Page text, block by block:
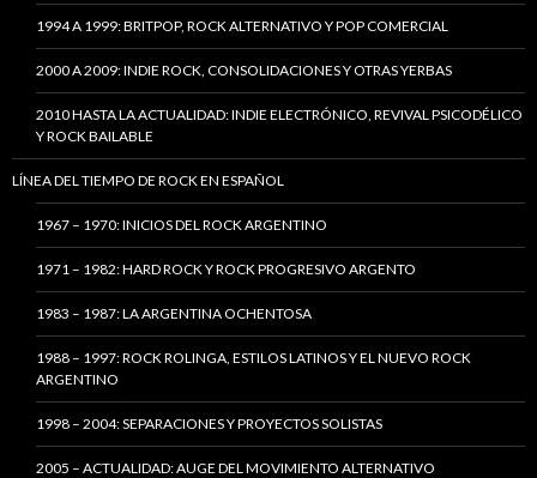
1994 A 1999: BRITPOP, ROCK ALTERNATIVO Y POP COMERCIAL
2000 A 2009: INDIE ROCK, CONSOLIDACIONES Y OTRAS YERBAS
2010 HASTA LA ACTUALIDAD: INDIE ELECTRÓNICO, REVIVAL PSICODÉLICO
Y ROCK BAILABLE
LÍNEA DEL TIEMPO DE ROCK EN ESPAÑOL
1967 – 1970: INICIOS DEL ROCK ARGENTINO
1971 – 1982: HARD ROCK Y ROCK PROGRESIVO ARGENTO
1983 – 1987: LA ARGENTINA OCHENTOSA
1988 – 1997: ROCK ROLINGA, ESTILOS LATINOS Y EL NUEVO ROCK
ARGENTINO
1998 – 2004: SEPARACIONES Y PROYECTOS SOLISTAS
2005 – ACTUALIDAD: AUGE DEL MOVIMIENTO ALTERNATIVO